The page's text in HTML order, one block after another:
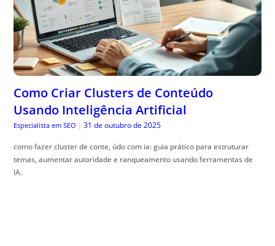
Como Criar Clusters de Conteúdo
Usando Inteligência Artificial
Especialista em SEO | 31 de outubro de 2025
como fazer cluster de conte, údo com ia: guia prático para estruturar
temas, aumentar autoridade e ranqueamento usando ferramentas de
IA.